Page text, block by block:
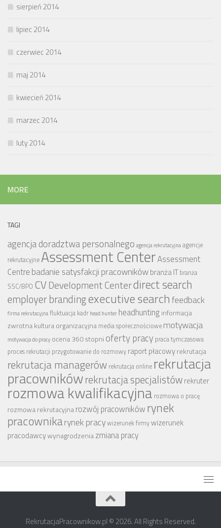
sierpień 2014
lipiec 2014
czerwiec 2014
maj 2014
kwiecień 2014
marzec 2014
luty 2014
MORE
TAGI
agencja doradztwa personalnego agencja rekrutacyjnaagencje
rekrutacyjne Assessment CenterAssessment
Centre badanie satysfakcji pracownikówbranża IT branża
SSC/BPO CV Development Centerdirect search
employer brandingexecutive searchfeedback
firma rekrutacyjnafluktuacja kadr head hunter headhunting informacja
zwrotnakultura organizacyjna media społecznościowe motywacja
motywacja do pracy ocena 360 stopni oferty pracy praca tymczasowa
proces rekrutacji przygotowanie do rozmowy raport płacowyrekrutacja
rekrutacja managerów rekrutacja online rekrutacja
pracownikówrekrutacja specjalistówrekruter
rozmowa kwalifikacyjna rozmowa o pracę
rozmowa rekrutacyjnarozwój pracowników rynek
pracownikarynek pracywizerunek firmywizerunek
pracodawcywynagrodzeniazmiana pracy
RekrutacjaPracownikow.pl © 2026. All Rights Reserved.